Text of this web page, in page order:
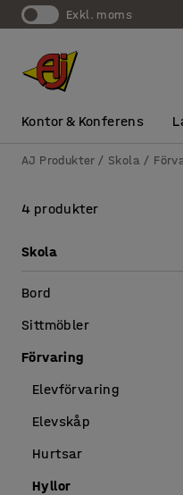
exkl. moms
Kontor & Konferens
AJ Produkter Skola
4 produkter
Skola
Bord
Sittmöbler
Förvaring
Elevförvaring
Elevskåp
Hurtsar
Hyllor